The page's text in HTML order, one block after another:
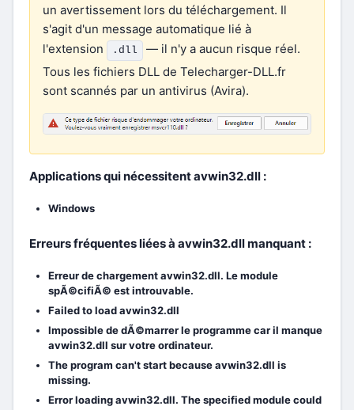
un avertissement lors du téléchargement. Il
s'agit d'un message automatique lié à
l'extension
.dll
— il n'y a aucun risque réel.
Tous les fichiers DLL de Telecharger-DLL.fr
sont scannés par un antivirus (Avira).
Applications qui nécessitent avwin32.dll :
Windows
Erreurs fréquentes liées à avwin32.dll manquant :
Erreur de chargement avwin32.dll. Le module
spÃ©cifiÃ© est introuvable.
Failed to load avwin32.dll
Impossible de dÃ©marrer le programme car il manque
avwin32.dll sur votre ordinateur.
The program can't start because avwin32.dll is
missing.
Error loading avwin32.dll. The specified module could